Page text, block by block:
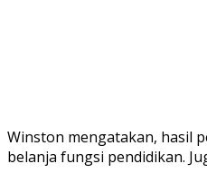
Winston mengatakan, hasil
belanja fungsi pendidikan.